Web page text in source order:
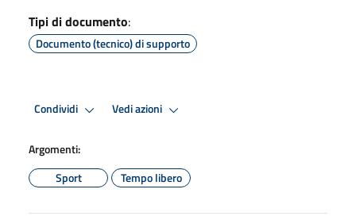
Tipi di documento:
Documento (tecnico) di supporto
Condividi Vedi azioni
Argomenti:
Sport
Tempo libero